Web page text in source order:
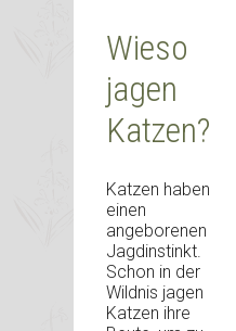
Wieso
jagen
Katzen?
Katzen haben
einen
angeborenen
Jagdinstinkt.
Schon in der
Wildnis jagen
Katzen ihre